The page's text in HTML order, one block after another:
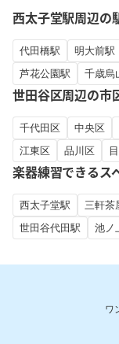
西太子堂駅周辺の
代田橋駅 明大前駅
芦花公園駅
千歳烏
世田谷区周辺の市
千代田区 中央区
江東区
品川区
楽器練習できるス
西太子堂駅 三軒茶
世田谷代田駅
池ノ
ワ